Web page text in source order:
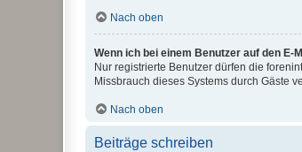
Nach oben
Wenn ich bei einem Benutzer auf den
Nur registrierte Benutzer dürfen die
Missbrauch dieses Systems durch Gäste
Nach oben
Beiträge schreiben